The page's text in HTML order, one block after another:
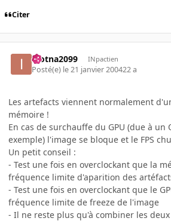
Citer
inotna2099 INpactien
Posté(e) le 21 janvier 200422 a
Les artefacts viennent normalement
mémoire !
En cas de surchauffe du GPU (due à
exemple) l'image se bloque et le FPS
Un petit conseil :
- Test une fois en overclockant que la
fréquence limite d'aparition des
- Test une fois en overclockant que le
fréquence limite de freeze de l'image
- Il ne reste plus qu'à combiner les deux